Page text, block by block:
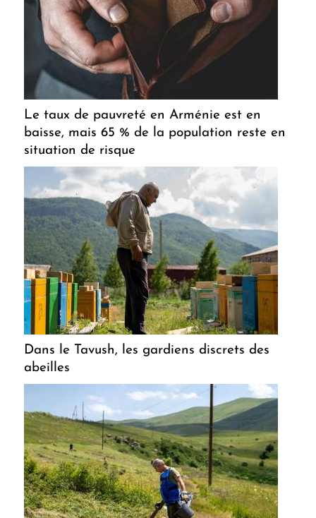
Le taux de pauvreté en Arménie est en
baisse, mais 65 % de la population reste en
situation de risque
Dans le Tavush, les gardiens discrets des
abeilles